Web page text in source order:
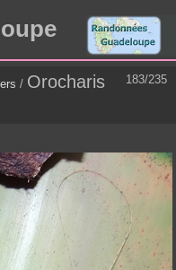
183/235
/ Orocharis